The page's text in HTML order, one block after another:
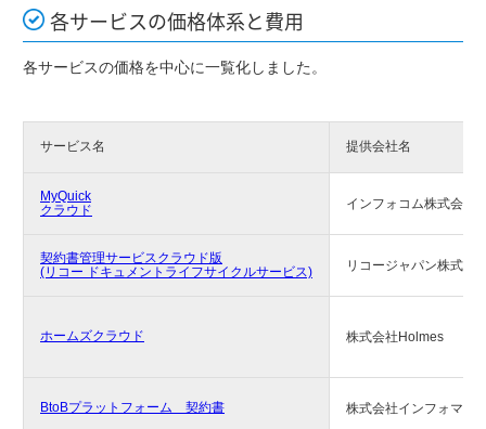
各サービスの価格体系と費用
各サービスの価格を中心に一覧化しました。
サービス名 提供会社名
MyQuick
クラウド
インフォコム株式会社
契約書管理サービスクラウド版
(リコー ドキュメントライフサイクルサービス)
リコージャパン株式会
ホームズクラウド 株式会社Holmes
BtoBプラットフォーム 契約書 株式会社インフォマー